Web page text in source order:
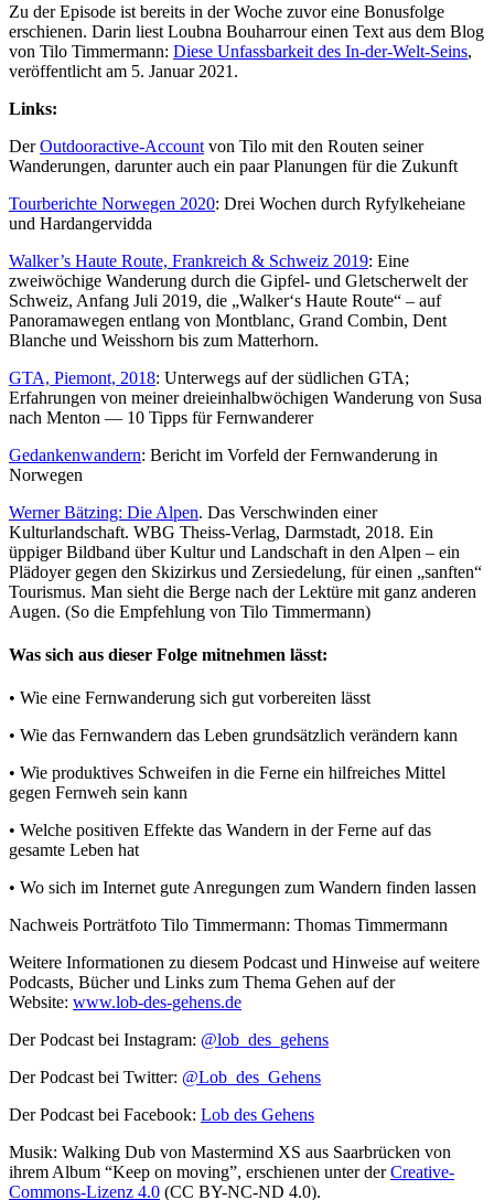
Zu der Episode ist bereits in der Woche zuvor eine Bonusfolge
erschienen. Darin liest Loubna Bouharrour einen Text aus dem Blog
von Tilo Timmermann: Diese Unfassbarkeit des In-der-Welt-Seins,
veröffentlicht am 5. Januar 2021.
Links:
DerOutdooractive-Account von Tilo mit den Routen seiner
Wanderungen, darunter auch ein paar Planungen für die Zukunft
Tourberichte Norwegen 2020: Drei Wochen durch Ryfylkeheiane
und Hardangervidda
Walker’s Haute Route, Frankreich & Schweiz 2019: Eine
zweiwöchige Wanderung durch die Gipfel- und Gletscherwelt der
Schweiz, Anfang Juli 2019, die „Walker‘s Haute Route“ – auf
Panoramawegen entlang von Montblanc, Grand Combin, Dent
Blanche und Weisshorn bis zum Matterhorn.
GTA, Piemont, 2018: Unterwegs auf der südlichen GTA;
Erfahrungen von meiner dreieinhalbwöchigen Wanderung von Susa
nach Menton — 10 Tipps für Fernwanderer
Gedankenwandern: Bericht im Vorfeld der Fernwanderung in
Norwegen
Werner Bätzing: Die Alpen. Das Verschwinden einer
Kulturlandschaft. WBG Theiss-Verlag, Darmstadt, 2018. Ein
üppiger Bildband über Kultur und Landschaft in den Alpen – ein
Plädoyer gegen den Skizirkus und Zersiedelung, für einen „sanften“
Tourismus. Man sieht die Berge nach der Lektüre mit ganz anderen
Augen. (So die Empfehlung von Tilo Timmermann)
Was sich aus dieser Folge mitnehmen lässt:
• Wie eine Fernwanderung sich gut vorbereiten lässt
• Wie das Fernwandern das Leben grundsätzlich verändern kann
• Wie produktives Schweifen in die Ferne ein hilfreiches Mittel
gegen Fernweh sein kann
• Welche positiven Effekte das Wandern in der Ferne auf das
gesamte Leben hat
• Wo sich im Internet gute Anregungen zum Wandern finden lassen
Nachweis Porträtfoto Tilo Timmermann: Thomas Timmermann
Weitere Informationen zu diesem Podcast und Hinweise auf weitere
Podcasts, Bücher und Links zum Thema Gehen auf der
Website: www.lob-des-gehens.de
Der Podcast bei Instagram: @lob_des_gehens
Der Podcast bei Twitter: @Lob_des_Gehens
Der Podcast bei Facebook: Lob des Gehens
Musik: Walking Dub von Mastermind XS aus Saarbrücken von
ihrem Album “Keep on moving”, erschienen unter derCreative-
Commons-Lizenz 4.0 (CC BY-NC-ND 4.0).